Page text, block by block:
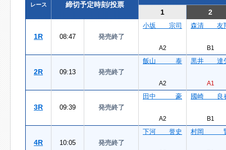
レース
締切予定時刻/投票
1
2
1R 08:47 発売終了
小坂 宗司
A2
森清 友
B1
2R 09:13 発売終了
飯山 泰
A2
黒井 達
A1
3R 09:39 発売終了
田中 豪
A2
國崎 良
B1
4R 10:05 発売終了
下河 誉史 村岡